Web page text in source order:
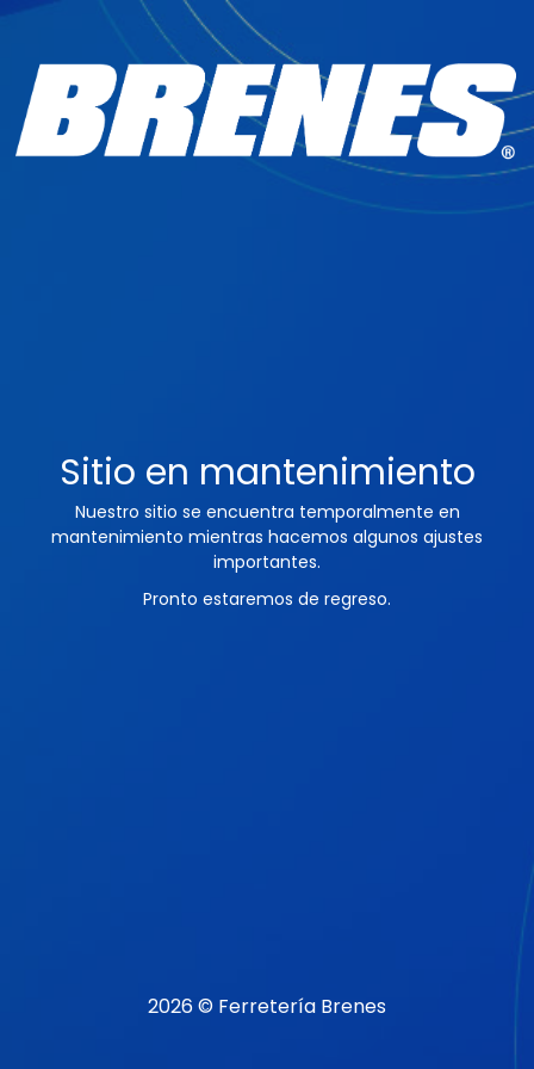
Sitio en mantenimiento
Nuestro sitio se encuentra temporalmente en
mantenimiento mientras hacemos algunos ajustes
importantes.
Pronto estaremos de regreso.
2026 © Ferretería Brenes